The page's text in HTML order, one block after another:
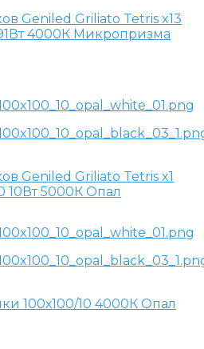
Geniled Griliato Tetris x13
4000К Микропризма
Geniled Griliato Tetris x1
10Вт 5000К Опал
100х100/10 4000К Опал